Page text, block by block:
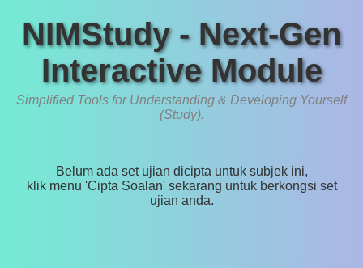
NIMStudy - Next-Gen
Interactive Module
Simplified Tools for Understanding & Developing Yourself
(Study).
Belum ada set ujian dicipta untuk subjek ini,
klik menu 'Cipta Soalan' sekarang untuk berkongsi set
ujian anda.